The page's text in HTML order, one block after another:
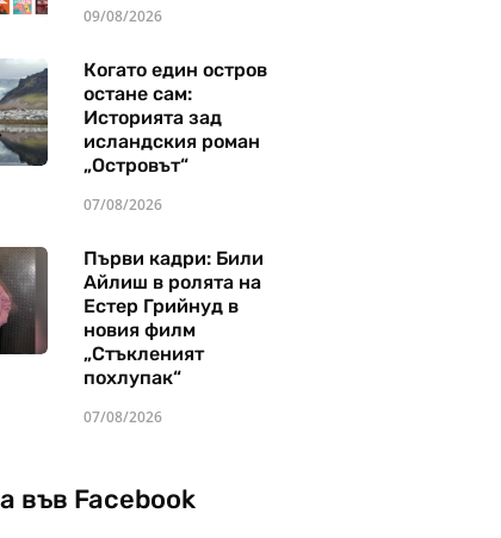
09/08/2026
Когато един остров
остане сам:
Историята зад
исландския роман
„Островът“
07/08/2026
Първи кадри: Били
Айлиш в ролята на
Естер Грийнуд в
новия филм
„Стъкленият
похлупак“
07/08/2026
във Facebook